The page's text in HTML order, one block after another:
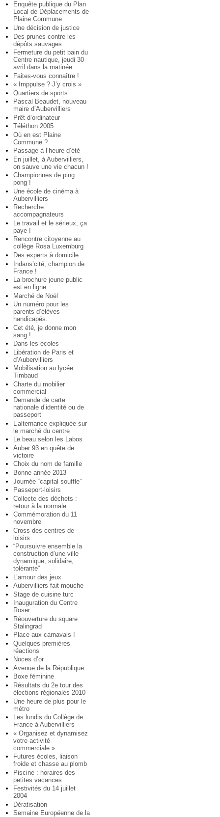
Enquête publique du Plan
Local de Déplacements de
Plaine Commune
Une décision de justice
Des prunes contre les
dépôts sauvages
Fermeture du petit bain du
Centre nautique, jeudi 30
avril dans la matinée
Faites-vous connaître !
« Imppulse ? J’y crois »
Quartiers de sports
Pascal Beaudet, nouveau
maire d’Aubervilliers
Prêt d’ordinateur
Téléthon 2005
Où en est Plaine
Commune ?
Passage à l’heure d’été
En juillet, à Aubervilliers,
on sauve une vie chacun !
Championnes de ping
pong !
Une école de cinéma à
Aubervilliers
Recherche
accompagnateurs
Le travail et le sérieux, ça
paye !
Rencontre citoyenne au
collège Rosa Luxemburg
Des experts à domicile
Indans’cité, champion de
France !
La brochure jeune public
est en ligne
Marché de Noël
Un numéro pour les
parents d’élèves
handicapés.
Cet été, je donne mon
sang !
Dans les écoles
Libération de Paris et
d’Aubervilliers
Mobilisation au lycée
Timbaud
Charte du mobilier
commercial
Demande de carte
nationale d’identité ou de
passeport
L’alternance expliquée sur
le marché du centre
Le beau selon les Labos
Auber 93 en quête de
victoire
Choix du nom de famille
Bonne année 2013
Journée “capital souffle”
Passeport-loisirs
Collecte des déchets :
retour à la normale
Commémoration du 11
novembre
Cross des centres de
loisirs
“Poursuivre ensemble la
construction d’une ville
dynamique, solidaire,
tolérante”
L’amour des jeux
Aubervilliers fait mouche
Stage de cuisine turc
Inauguration du Centre
Roser
Réouverture du square
Stalingrad
Place aux carnavals !
Quelques premières
réactions
Noces d’or
Avenue de la République
Boxe féminine
Résultats du 2e tour des
élections régionales 2010
Une heure de plus pour le
métro
Les lundis du Collège de
France à Aubervilliers
« Organisez et dynamisez
votre activité
commerciale »
Futures écoles, liaison
froide et chasse au plomb
Piscine : horaires des
petites vacances
Festivités du 14 juillet
2004
Dératisation
Semaine Européenne de la